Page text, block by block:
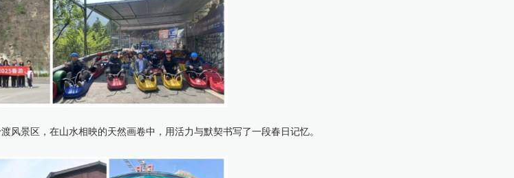
风景区，在山水相映的天然画卷中，用活力与默契书写了一段春日记忆。